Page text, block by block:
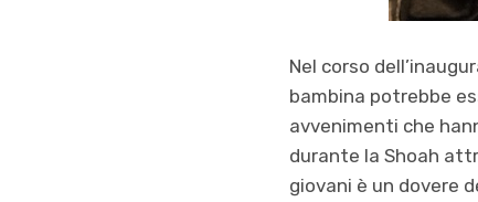
Nel corso
bambina potrebbe
avvenimenti che
durante la Shoah
giovani è un dovere